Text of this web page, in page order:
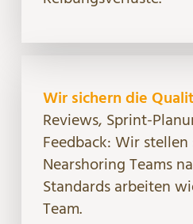
Wir sichern die
Reviews, Sprint-
Feedback: Wir
Nearshoring Teams
Standards arbeiten
Team.